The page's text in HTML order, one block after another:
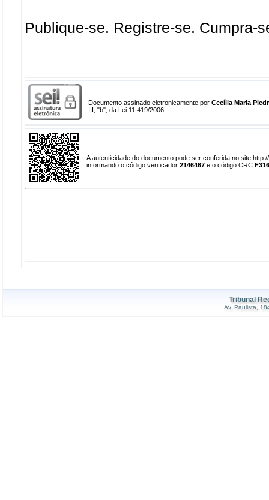
Publique-se. Registre-se. Cumpra-
Documento assinado eletronicamente por Cecília Maria
III, "b", da Lei 11.419/2006.
A autenticidade do documento pode ser conferida no site
informando o código verificador 2146467e o código CRC
Tribunal
Av. Paulista,